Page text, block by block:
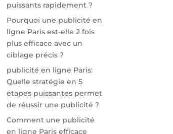
puissants rapidement ?
Pourquoi une publicité en
ligne Paris est-elle 2 fois
plus efficace avec un
ciblage précis ?
publicité en ligne Paris:
Quelle stratégie en 5
étapes puissantes permet
de réussir une publicité ?
Comment une publicité
en ligne Paris efficace